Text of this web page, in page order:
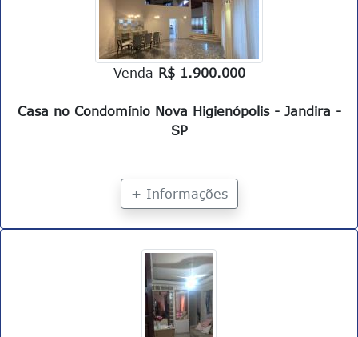
Venda R$ 1.900.000
Casa no Condomínio Nova Higienópolis - Jandira -
SP
+ Informações